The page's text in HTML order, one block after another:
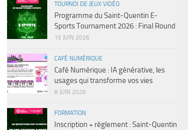
TOURNOI DE JEUX VIDÉO
Programme du Saint-Quentin E-
Sports Tournament 2026 : Final Round
15 JUIN 2026
CAFÉ NUMÉRIQUE
Café Numérique : IA générative, les
usages qui transforme vos vies
8 JUIN 2026
FORMATION
Inscription + règlement : Saint-Quentin